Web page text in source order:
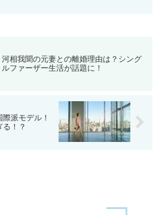
河相我聞の元妻との離婚理由は？シング
ルファーザー生活が話題に！
派モデル！
！？